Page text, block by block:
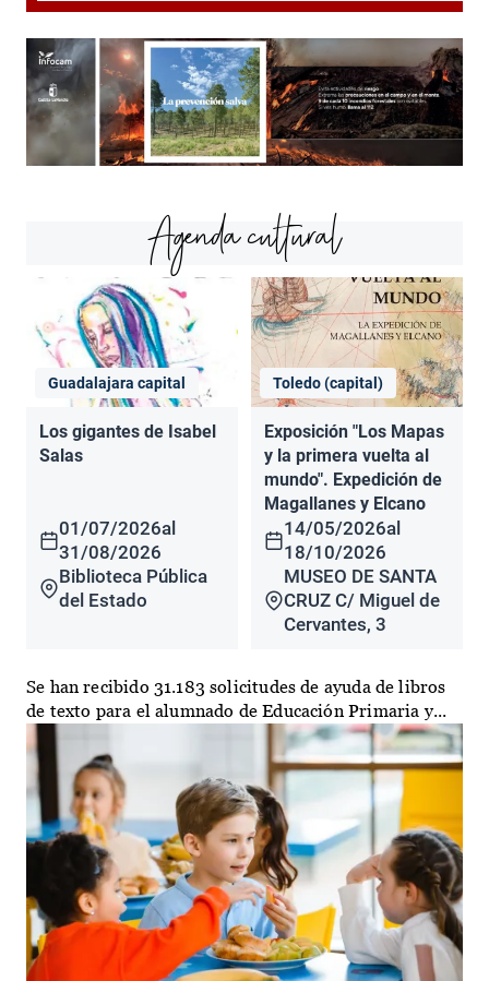
Agenda cultural
Guadalajara capital
Los gigantes de Isabel
Salas
01/07/2026al
31/08/2026
Biblioteca Pública
del Estado
Toledo (capital)
Exposición "Los Mapas
y la primera vuelta al
mundo". Expedición de
Magallanes y Elcano
14/05/2026al
18/10/2026
MUSEO DE SANTA
CRUZ C/ Miguel de
Cervantes, 3
Se han recibido 31.183 solicitudes de ayuda de libros
de texto para el alumnado de Educación Primaria y...